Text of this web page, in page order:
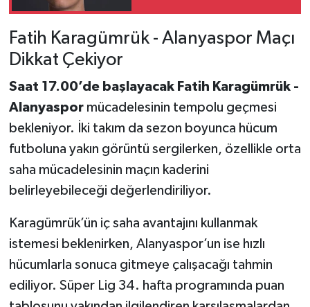
Fatih Karagümrük - Alanyaspor Maçı
Dikkat Çekiyor
Saat 17.00’de başlayacak Fatih Karagümrük -
Alanyaspormücadelesinin tempolu geçmesi
bekleniyor. İki takım da sezon boyunca hücum
futboluna yakın görüntü sergilerken, özellikle orta
saha mücadelesinin maçın kaderini
belirleyebileceği değerlendiriliyor.
Karagümrük’ün iç saha avantajını kullanmak
istemesi beklenirken, Alanyaspor’un ise hızlı
hücumlarla sonuca gitmeye çalışacağı tahmin
ediliyor. Süper Lig 34. hafta programında puan